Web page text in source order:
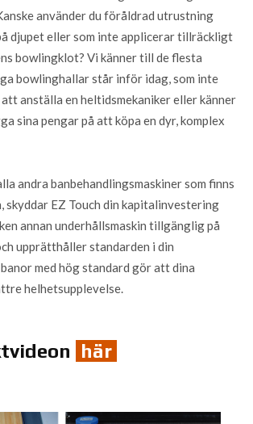
använder du föråldrad utrustning
djupet eller som inte applicerar tillräckligt
bowlingklot? Vi känner till de flesta
bowlinghallar står inför idag, som inte
anställa en heltidsmekaniker eller känner
sina pengar på att köpa en dyr, komplex
andra banbehandlingsmaskiner som finns
skyddar EZ Touch din kapitalinvestering
annan underhållsmaskin tillgänglig på
upprätthåller standarden i din
med hög standard gör att dina
helhetsupplevelse.
här